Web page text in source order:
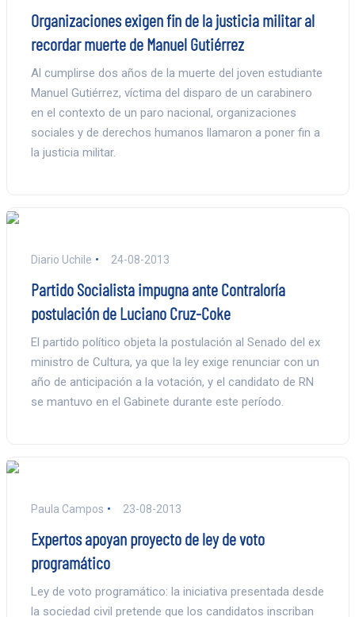
Organizaciones exigen fin de la justicia militar al
recordar muerte de Manuel Gutiérrez
Al cumplirse dos años de la muerte del joven estudiante
Manuel Gutiérrez, víctima del disparo de un carabinero
en el contexto de un paro nacional, organizaciones
sociales y de derechos humanos llamaron a poner fin a
la justicia militar.
Diario Uchile 24-08-2013
Partido Socialista impugna ante Contraloría
postulación de Luciano Cruz-Coke
El partido político objeta la postulación al Senado del ex
ministro de Cultura, ya que la ley exige renunciar con un
año de anticipación a la votación, y el candidato de RN
se mantuvo en el Gabinete durante este período.
Paula Campos 23-08-2013
Expertos apoyan proyecto de ley de voto
programático
Ley de voto programático: la iniciativa presentada desde
la sociedad civil pretende que los candidatos inscriban